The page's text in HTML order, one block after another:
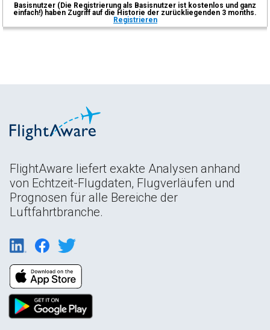
Basisnutzer (Die Registrierung als Basisnutzer ist kostenlos und ganz
einfach!) haben Zugriff auf die Historie der zurückliegenden 3 months.
Registrieren
FlightAware liefert exakte Analysen anhand
von Echtzeit-Flugdaten, Flugverläufen und
Prognosen für alle Bereiche der
Luftfahrtbranche.